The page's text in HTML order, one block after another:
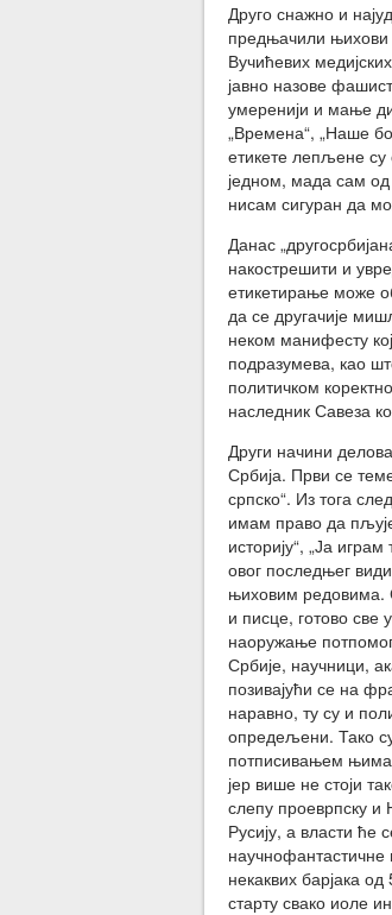
Друго снажно и
предњачили њихови
Вучићевих
јавно назове
умеренији и мање
„Времена“, „Наше
етикете лепљене су
једном, мада сам
нисам сигуран да
Данас
накострешити и
етикетирање може
да се другачије
неком манифесту
подразумева, као
политичком
наследник Савеза
Други начини
Србија. Први се
српско“. Из тога
имам право да
историју“, „Ја
овог последњег
њиховим редовима.
и писце, готово све
наоружање
Србије, научници,
позивајући се на
наравно, ту су и
опредељени. Тако
потписивањем њима
јер више не стоји
слепу проеврпску и
Русију, а власти ће
некаквих барјака
старту свако иоле